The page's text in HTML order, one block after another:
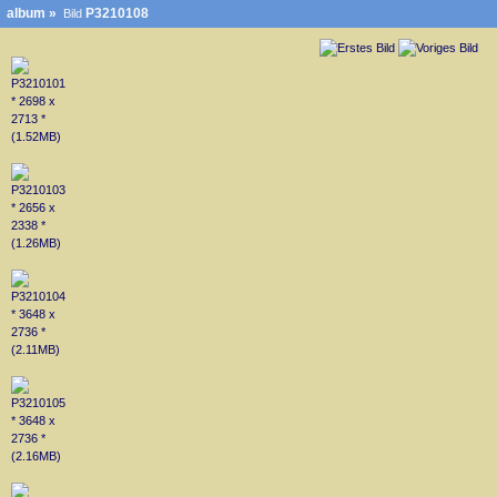
album » Bild P3210108